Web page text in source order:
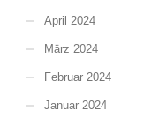
April 2024
März 2024
Februar 2024
Januar 2024